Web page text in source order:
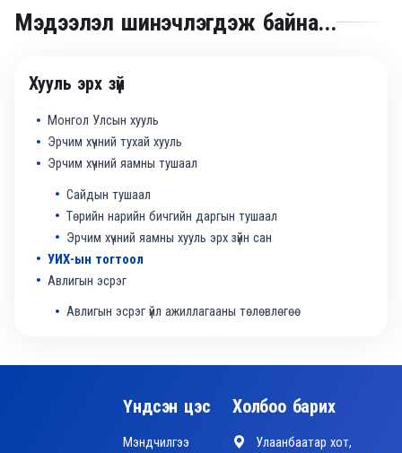
Мэдээлэл шинэчлэгдэж байна...
Хууль эрх зүй
Монгол Улсын хууль
Эрчим хүчний тухай хууль
Эрчим хүчний яамны тушаал
Сайдын тушаал
Төрийн нарийн бичгийн даргын тушаал
Эрчим хүчний яамны хууль эрх зүйн сан
УИХ-ын тогтоол
Авлигын эсрэг
Авлигын эсрэг үйл ажиллагааны төлөвлөгөө
Үндсэн цэс
Мэндчилгээ
Холбоо барих
Улаанбаатар хот,